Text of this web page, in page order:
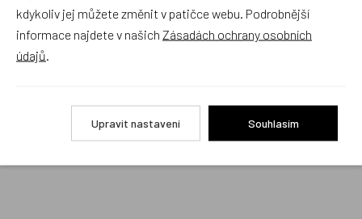
Milujeme české výrobky
Objednávky obsahující jen skladové položky
expedujeme i v den objednávky, ostatní dle dodací
kdykoliv jej můžete změnit v patičce webu. Podrobnější
informace najdete v našich Zásadách ochrany osobních
údajů
Upravit nastavení Souhlasím